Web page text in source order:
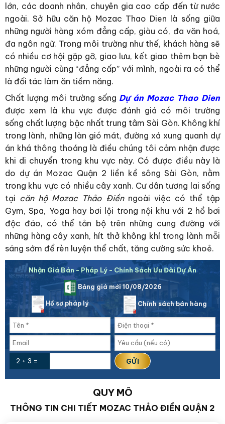
lớn, các doanh nhân, chuyên gia cao cấp đến từ nước
ngoài. Sở hữu căn hộ Mozac Thao Dien là sống giữa
những người hàng xóm đẳng cấp, giàu có, đa văn hoá,
đa ngôn ngữ. Trong môi trường như thế, khách hàng sẽ
có nhiều cơ hội gặp gỡ, giao lưu, kết giao thêm bạn bè
những người cùng “đẳng cấp” với mình, ngoài ra có thể
là đối tác làm ăn tiềm năng.
Chất lượng môi trường sống Dự án Mozac Thao Dien
được xem là khu vực được đánh giá có môi trường
sống chất lượng bậc nhất trung tâm Sài Gòn. Không khí
trong lành, những làn gió mát, đường xá xung quanh dự
án khá thông thoáng là điều chúng tôi cảm nhận được
khi di chuyển trong khu vực này. Có được điều này là
do dự án Mozac Quận 2 liền kề sông Sài Gòn, nằm
trong khu vực có nhiều cây xanh. Cư dân tương lai sống
tại căn hộ Mozac Thảo Điềnngoài việc có thể tập
Gym, Spa, Yoga hay bơi lội trong nội khu với 2 hồ bơi
độc đáo, có thể tản bộ trên những cung đường với
những hàng cây xanh, hít thở không khí trong lành mỗi
sáng sớm để rèn luyện thể chất, tăng cường sức khoẻ.
Nhận Giá Bán - Pháp Lý - Chính Sách Ưu Đãi Dự Án
Bảng giá mới 10/08/2026
Hồ sơ pháp lý Chính sách bán hàng
2 + 3 =
QUY MÔ
THÔNG TIN CHI TIẾT MOZAC THẢO ĐIỀN QUẬN 2